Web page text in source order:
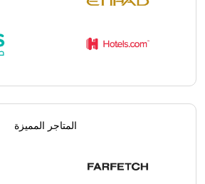
المتاجر المميزة